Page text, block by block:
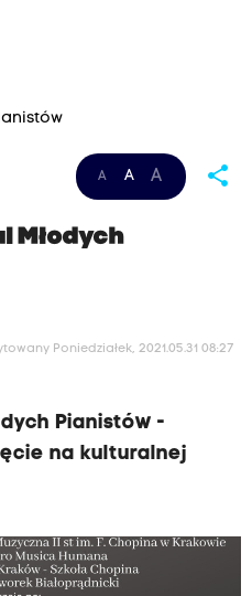
A A A share
Młodych
Poniedziałek, 2021.05.31 08:27
Pianistów -
na kulturalnej